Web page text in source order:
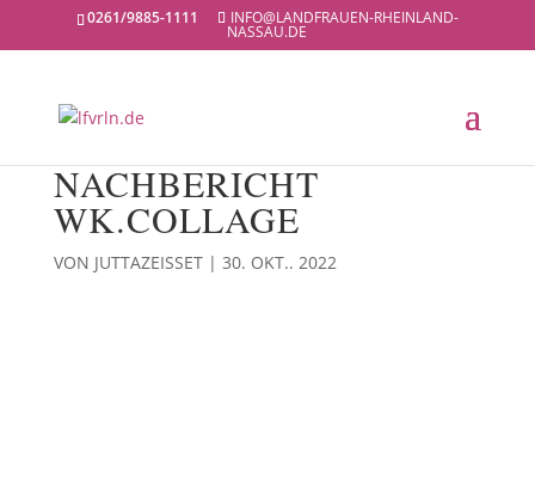
0261/9885-1111 INFO@LANDFRAUEN-RHEINLAND-
NASSAU.DE
NACHBERICHT
WK.COLLAGE
VON JUTTAZEISSET| 30. OKT.. 2022